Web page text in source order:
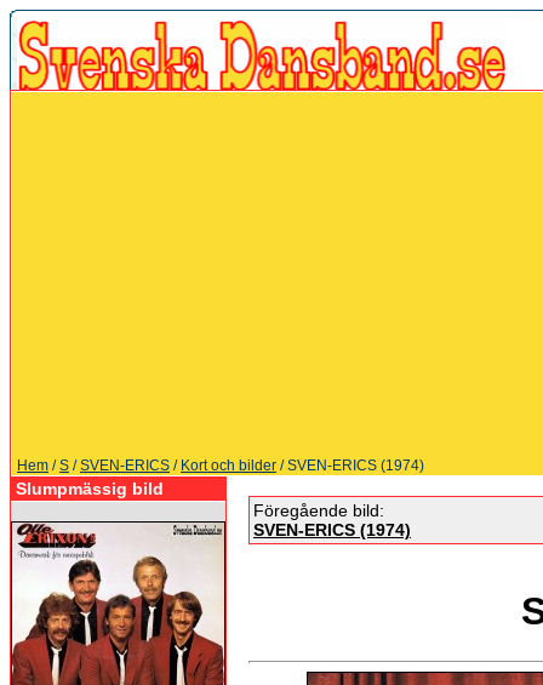
Hem /S /SVEN-ERICS / Kort och bilder / SVEN-ERICS (1974)
Slumpmässig bild
Föregående bild:
SVEN-ERICS (1974)